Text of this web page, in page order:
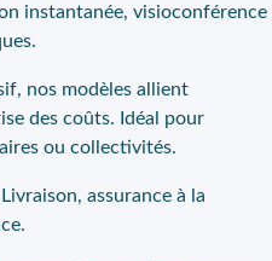
instantanée, visioconférence
nos modèles allient
des coûts. Idéal pour
ou collectivités.
Livraison, assurance à la